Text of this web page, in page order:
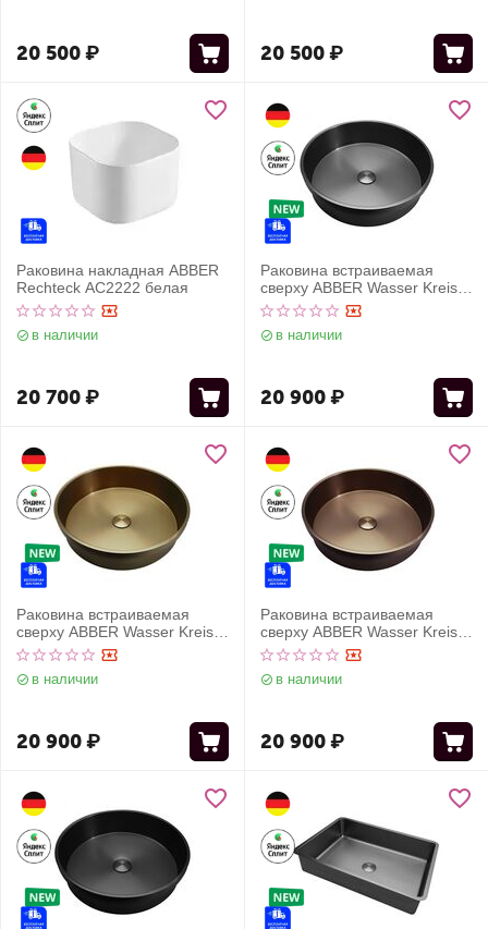
20 500₽ 20 500₽
Раковина накладная ABBER
Rechteck AC2222 белая
в наличии
20 700₽
Раковина встраиваемая
сверху ABBER Wasser Kreis
AF2408GM оружейная сталь
в наличии
20 900₽
Раковина встраиваемая
сверху ABBER Wasser Kreis
AF2408MG золото матовое
в наличии
20 900₽
Раковина встраиваемая
сверху ABBER Wasser Kreis
AF2408MRG розовое золото
матовое
в наличии
20 900₽